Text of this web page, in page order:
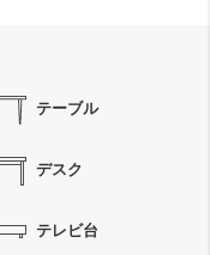
テーブル
デスク
テレビ台